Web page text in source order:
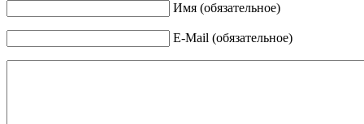
Имя (обязательное)
E-Mail (обязательное)